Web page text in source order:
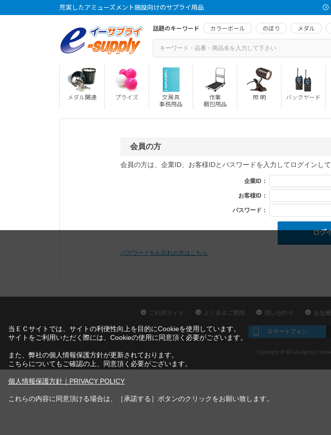
充実したアミューズメント施設向けのサプライ用品
話題のキーワード カラーボール のぼり メダル
メダル関連 プライズ
文房具
事務用品
作業
梱包用品
照 明 バックヤード
会員の方
会員の方は、企業ID、お客様IDとパスワードを入力してログインして
企業ID：
お客様ID：
パスワード：
パスワードをお忘れの方はこちら
ご利用ガイド よくあるご質問 問い合わせ 会社
スマートフォン
Copyright © SEGA Logistics
当ＥＣサイトでは、サイトの利便性向上を目的にCookieを使用しています。
サイトをご利用いただく際には、Cookieの使用に同意頂く必要がございます。
また、弊社の個人情報保護方針が更新されております。
こちらについてもご確認の上、同意頂く必要がございます。
個人情報保護方針｜PRIVACY POLICY
これらの内容に同意頂ける場合は、［承諾する］ボタンのクリックをお願い致します。